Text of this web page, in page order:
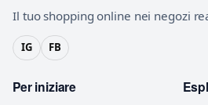
Il tuo shopping online nei negozi
IG FB
Per iniziare